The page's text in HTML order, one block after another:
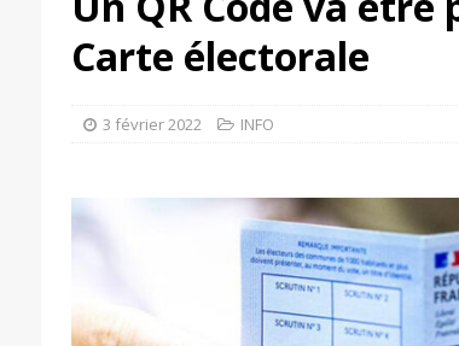
Carte électorale
3 février 2022 INFO